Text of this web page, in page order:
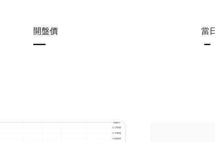
開盤價
—
當
–